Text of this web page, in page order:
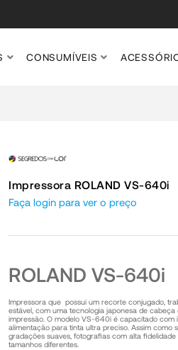
CONSUMÍVEIS
Impressora ROLAND VS-640i
Faça login para ver o preço
ROLAND VS-640i
Impressora que possui um recorte conjugado,
estável, com uma tecnologia japonesa de
impressão. O modelo VS-640i é capacitado
alimentação para tinta ultra preciso. Assim como
gradações suaves, fotografias com alta
tamanhos diferentes.